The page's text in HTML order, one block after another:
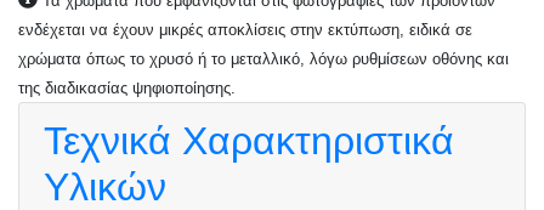
ενδέχεται να έχουν μικρές αποκλίσεις στην εκτύπωση, ειδικά σε
χρώματα όπως το χρυσό ή το μεταλλικό, λόγω ρυθμίσεων οθόνης και
της διαδικασίας ψηφιοποίησης.
Τεχνικά Χαρακτηριστικά
Υλικών